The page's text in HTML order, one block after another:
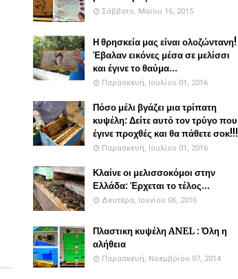
Σάββατο, Μαΐου 16, 2015
Η θρησκεία μας είναι ολοζώντανη!
Έβαλαν εικόνες μέσα σε μελίσσι
και έγινε το θαύμα...
Παρασκευή, Ιουλίου 01, 2016
Πόσο μέλι βγάζει μια τρίπατη
κυψέλη: Δείτε αυτό τον τρύγο που
έγινε προχθές και θα πάθετε σοκ!!!
Παρασκευή, Ιουλίου 01, 2016
Κλαίνε οι μελισσοκόμοι στην
Ελλάδα: Έρχεται το τέλος...
Δευτέρα, Ιουνίου 06, 2016
Πλαστικη κυψέλη ANEL : Όλη η
αλήθεια
Παρασκευή, Νοεμβρίου 07, 2014